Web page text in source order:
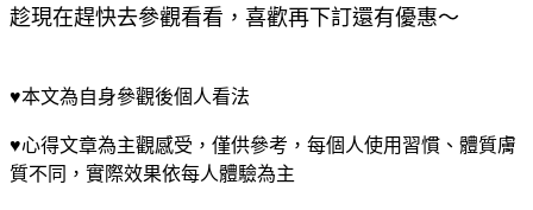
趁現在趕快去參觀看看，喜歡再下訂還有優惠～
♥本文為自身參觀後個人看法
♥心得文章為主觀感受，僅供參考，每個人使用習慣、體質膚
質不同，實際效果依每人體驗為主